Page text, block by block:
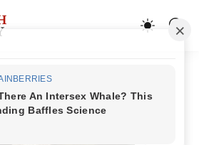
ADVERTISEMENT